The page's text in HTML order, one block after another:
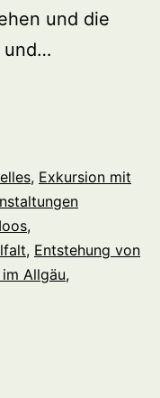
und die
und…
, Exkursion mit
,
, Entstehung von
Allgäu,